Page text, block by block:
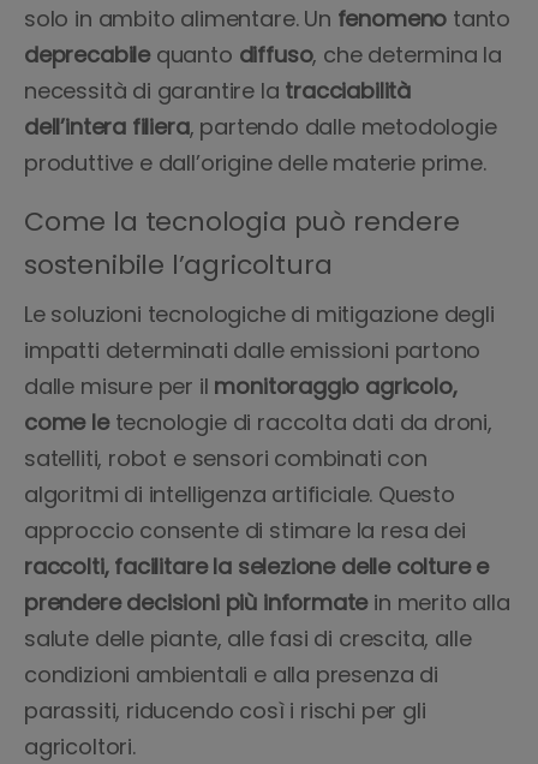
solo in ambito alimentare. Un fenomeno tanto
deprecabilequanto diffuso, che determina la
necessità di garantire la tracciabilità
dell’intera filiera, partendo dalle metodologie
produttive e dall’origine delle materie prime.
Come la tecnologia può rendere
sostenibile l’agricoltura
Le soluzioni tecnologiche di mitigazione degli
impatti determinati dalle emissioni partono
dalle misure per il monitoraggio agricolo,
come letecnologie di raccolta dati da droni,
satelliti, robot e sensori combinati con
algoritmi di intelligenza artificiale. Questo
approccio consente di stimare la resa dei
raccolti, facilitare la selezione delle colture e
prendere decisioni più informatein merito alla
salute delle piante, alle fasi di crescita, alle
condizioni ambientali e alla presenza di
parassiti, riducendo così i rischi per gli
agricoltori.